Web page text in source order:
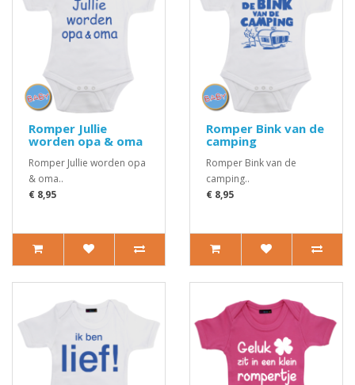
Romper Jullie
worden opa & oma
Romper Jullie worden opa
& oma..
€ 8,95
Romper Bink van de
camping
Romper Bink van de
camping..
€ 8,95